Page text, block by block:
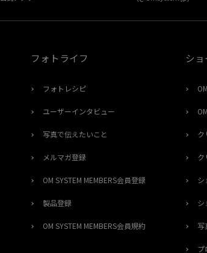
フォトライフ
フォトレシピ
ユーザーインタビュー
写真で伝えたいこと
メルマガ登録
OM SYSTEM MEMBERS会員登録
製品登録
OM SYSTEM MEMBERS会員規約
シ
ク
ク
シ
シ
写
プ